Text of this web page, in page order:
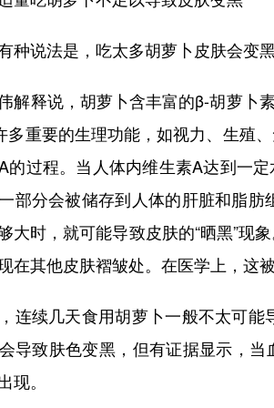
说法是，吃太多胡萝卜皮肤会变黑
释说，胡萝卜含丰富的β-胡萝卜素
多重要的生理功能，如视力、生殖
的过程。当人体内维生素A达到一
部分会被储存到人体的肝脏和脂
大时，就可能导致皮肤的“晒黑”现
在其他皮肤褶皱处。在医学上，这
续几天食用胡萝卜一般不太可能
导致肤色变黑，但有证据显示，
现。